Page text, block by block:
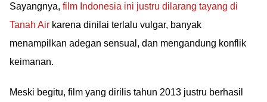
Sayangnya, film Indonesia ini justru dilarang tayang di
Tanah Air karena dinilai terlalu vulgar, banyak
menampilkan adegan sensual, dan mengandung konflik
keimanan.
Meski begitu, film yang dirilis tahun 2013 justru berhasil